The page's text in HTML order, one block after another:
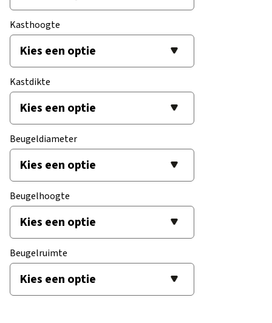
Kasthoogte
Kastdikte
Beugeldiameter
Beugelhoogte
Beugelruimte